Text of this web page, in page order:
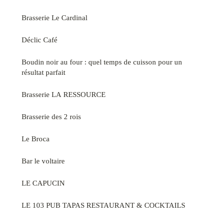
Brasserie Le Cardinal
Déclic Café
Boudin noir au four : quel temps de cuisson pour un
résultat parfait
Brasserie LA RESSOURCE
Brasserie des 2 rois
Le Broca
Bar le voltaire
LE CAPUCIN
LE 103 PUB TAPAS RESTAURANT & COCKTAILS